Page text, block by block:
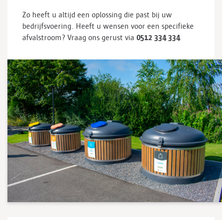
Zo heeft u altijd een oplossing die past bij uw
bedrijfsvoering. Heeft u wensen voor een specifieke
afvalstroom? Vraag ons gerust via 0512 334 334